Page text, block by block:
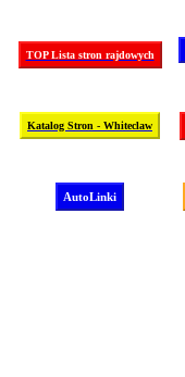
TOP Lista stron rajdowych
Katalog Stron - Whiteclaw
AutoLinki